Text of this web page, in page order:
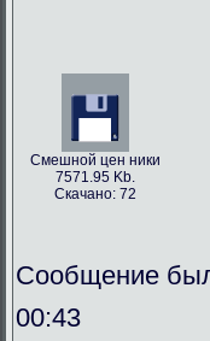
Смешной цен ники
7571.95 Kb.
Скачано: 72
Сообщение
00:43